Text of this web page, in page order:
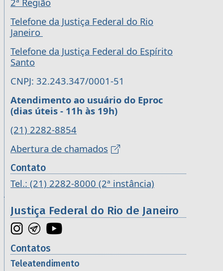
Telefone da Justiça Federal do Rio
Janeiro
Telefone da Justiça Federal do Espírito
Santo
CNPJ: 32.243.347/0001-51
Atendimento ao usuário do Eproc
(dias úteis - 11h às 19h)
(21) 2282-8854
Abertura de chamados
Contato
Tel.: (21) 2282-8000 (2ª instância)
Justiça Federal do Rio de Janeiro
Contatos
Teleatendimento